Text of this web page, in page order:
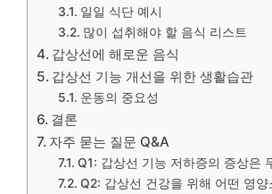
일일 식단 예시
많이 섭취해야 할 음식 리스트
갑상선에 해로운 음식
갑상선 기능 개선을 위한 생활습관
운동의 중요성
결론
자주 묻는 질문 Q&A
Q1: 갑상선 기능 저하증의 증상은
Q2: 갑상선 건강을 위해 어떤 영